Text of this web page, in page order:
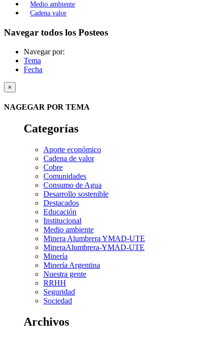
Medio ambiente
Cadena valor
Navegar todos los Posteos
Navegar por:
Tema
Fecha
×
NAGEGAR POR TEMA
Categorías
Aporte económico
Cadena de valor
Cobre
Comunidades
Consumo de Agua
Desarrollo sostenible
Destacados
Educación
Institucional
Medio ambiente
Minera Alumbrera YMAD-UTE
MineraAlumbrera-YMAD-UTE
Minería
Minería Argentina
Nuestra gente
RRHH
Seguridad
Sociedad
Archivos